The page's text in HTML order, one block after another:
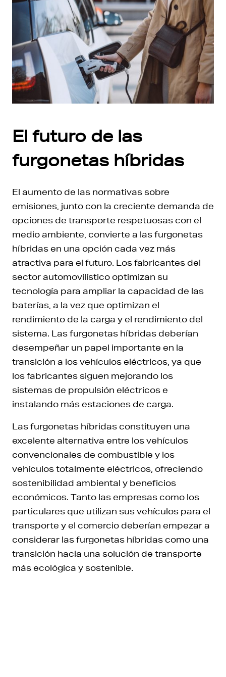
El futuro de las
furgonetas híbridas
El aumento de las normativas sobre
emisiones, junto con la creciente demanda de
opciones de transporte respetuosas con el
medio ambiente, convierte a las furgonetas
híbridas en una opción cada vez más
atractiva para el futuro. Los fabricantes del
sector automovilístico optimizan su
tecnología para ampliar la capacidad de las
baterías, a la vez que optimizan el
rendimiento de la carga y el rendimiento del
sistema. Las furgonetas híbridas deberían
desempeñar un papel importante en la
transición a los vehículos eléctricos, ya que
los fabricantes siguen mejorando los
sistemas de propulsión eléctricos e
instalando más estaciones de carga.
Las furgonetas híbridas constituyen una
excelente alternativa entre los vehículos
convencionales de combustible y los
vehículos totalmente eléctricos, ofreciendo
sostenibilidad ambiental y beneficios
económicos. Tanto las empresas como los
particulares que utilizan sus vehículos para el
transporte y el comercio deberían empezar a
considerar las furgonetas híbridas como una
transición hacia una solución de transporte
más ecológica y sostenible.